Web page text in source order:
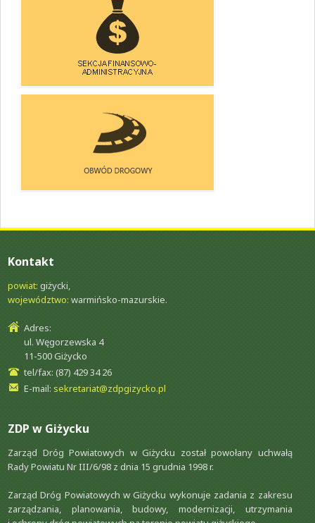
SEKCJA UTRZYMANIA
DRÓG I MOSTÓW
SEKCJA FINANSOWO-
-ADMINISTRACYJNA
OBWÓD DOROGOWY
Kontakt
powiat: giżycki,
województwo: warmińsko-mazurskie.
Adres:
ul. Węgorzewska 4
11-500 Giżycko
tel/fax: (87) 429 34 26
E-mail: sekretariat@zdpgizycko.pl
ZDP w Giżycku
Zarząd Dróg Powiatowych w Giżycku został powołany uchwałą
Rady Powiatu Nr III/6/98 z dnia 15 grudnia 1998 r.
Zarząd Dróg Powiatowych w Giżycku wykonuje zadania z zakresu
zarządzania, planowania, budowy, modernizacji, utrzymania